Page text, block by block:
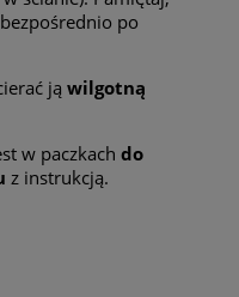
po
ją wilgotną
w paczkach do
z instrukcją.